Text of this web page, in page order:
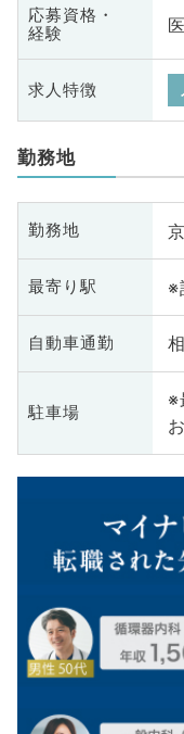
応募資格・
経験
求人特徴
勤務地
勤務地
最寄り駅 ※
自動車通勤
駐車場
※